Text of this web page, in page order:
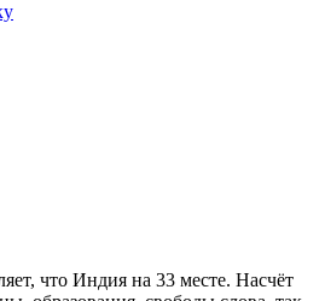
что Индия на 33 месте. Насчёт